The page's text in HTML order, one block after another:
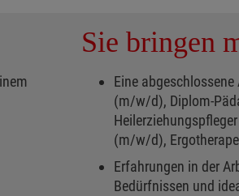
Sie bringen
Eine
(m/w/d), Diplom-
(m/w/d),
Erfahrungen in der
Bedürfnissen und